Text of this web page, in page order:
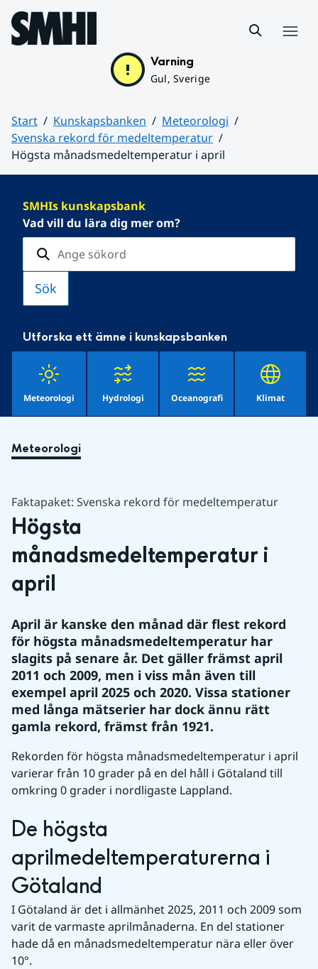
Hoppa till sidans innehåll
Varning
Gul, Sverige
Start Kunskapsbanken
Meteorologi
Svenska rekord för medeltemperatur
Högsta månadsmedeltemperatur i april
SMHIs kunskapsbank
Vad vill du lära dig mer om?
Utforska ett ämne i kunskapsbanken
Meteorologi Hydrologi Oceanografi Klimat
Meteorologi
Faktapaket: Svenska rekord för medeltemperatur
Högsta
månadsmedeltemperatur i
april
April är kanske den månad där flest rekord
för högsta månadsmedeltemperatur har
slagits på senare år. Det gäller främst april
2011 och 2009, men i viss mån även till
exempel april 2025 och 2020. Vissa stationer
med långa mätserier har dock ännu rätt
gamla rekord, främst från 1921.
Rekorden för högsta månadsmedeltemperatur i april
varierar från 10 grader på en del håll i Götaland till
omkring 0 grader i nordligaste Lappland.
De högsta
aprilmedeltemperaturerna i
Götaland
I Götaland är det i allmänhet 2025, 2011 och 2009 som
varit de varmaste aprilmånaderna. En del stationer
hade då en månadsmedeltemperatur nära eller över
10°.